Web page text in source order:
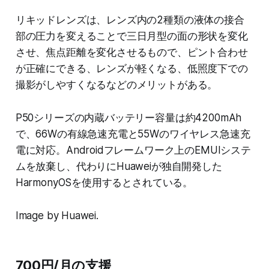
リキッドレンズは、レンズ内の2種類の液体の接合
部の圧力を変えることで三日月型の面の形状を変化
させ、焦点距離を変化させるもので、ピント合わせ
が正確にできる、レンズが軽くなる、低照度下での
撮影がしやすくなるなどのメリットがある。
P50シリーズの内蔵バッテリー容量は約4200mAh
で、66Wの有線急速充電と55Wのワイヤレス急速充
電に対応。Androidフレームワーク上のEMUIシステ
ムを放棄し、代わりにHuaweiが独自開発した
HarmonyOSを使用するとされている。
Image by Huawei.
700円/月の支援